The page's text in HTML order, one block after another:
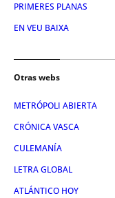
PRIMERES PLANAS
EN VEU BAIXA
Otras webs
METRÓPOLI ABIERTA
CRÓNICA VASCA
CULEMANÍA
LETRA GLOBAL
ATLÁNTICO HOY